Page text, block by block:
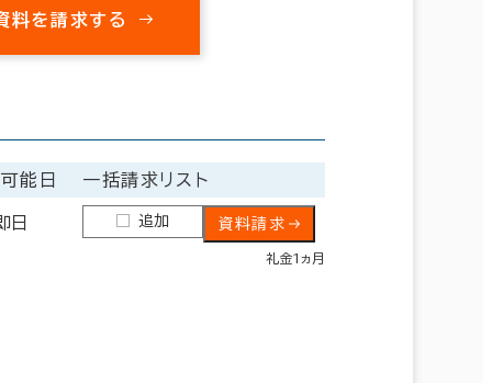
料を請求する
能日 一括請求リスト
日 追加 資料請求
礼金1ヵ月